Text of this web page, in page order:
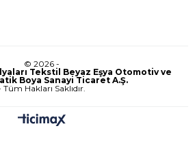
© 2026 -
Tekstil Beyaz Eşya Otomotiv ve
Boya Sanayi Ticaret A.Ş.
Tüm Hakları Saklıdır.